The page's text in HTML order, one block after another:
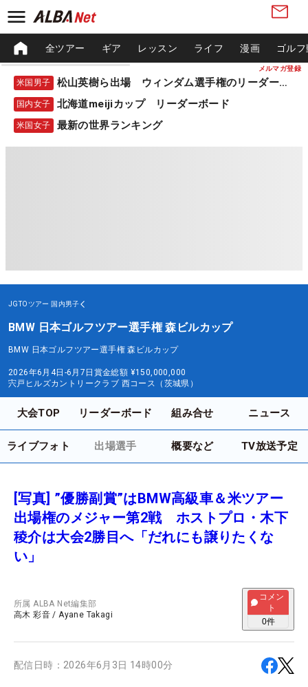
メルマガ登録
全ツアー ギア レッスン ライフ 漫画 ゴル
米国男子 松山英樹ら出場 ウィンダム選手権のリーダーボード
国内女子 北海道meijiカップ リーダーボード
米国女子 最新の世界ランキング
JGTOツアー 国内男子
BMW 日本ゴルフツアー選手権 森ビルカップ
BMW 日本ゴルフツアー選手権 森ビルカップ
2026年6月4日-6月7日 賞金総額 ¥150,000,000
宍戸ヒルズカントリークラブ 西コース（茨城県）
大会TOP リーダーボード 組み合せ ニュース
ライブフォト 出場選手 概要など TV放送予定
[写真] ”優勝副賞”はBMW高級車＆米ツアー
出場権のメジャー第2戦 ホストプロ・木下
稜介は大会2勝目へ「だれにも譲りたくな
い」
所属ALBA Net編集部
高木 彩音 /Ayane Takagi
コメン
ト
0件
配信日時： 2026年6月3日 14時00分